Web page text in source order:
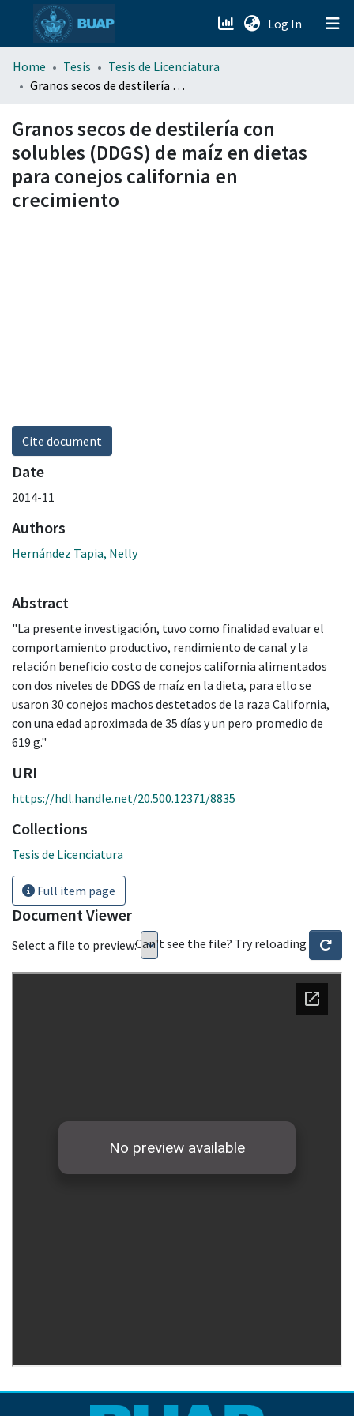
Log In (current)
menu.section.about_menu
Home Tesis
Tesis de Licenciatura
Granos secos de destilería con solubles (DDGS) de maíz en dietas para conejos california en crecimiento
Granos secos de destilería con
solubles (DDGS) de maíz en dietas
para conejos california en
crecimiento
Cite document
Date
2014-11
Authors
Hernández Tapia, Nelly
Abstract
"La presente investigación, tuvo como finalidad evaluar el
comportamiento productivo, rendimiento de canal y la
relación beneficio costo de conejos california alimentados
con dos niveles de DDGS de maíz en la dieta, para ello se
usaron 30 conejos machos destetados de la raza California,
con una edad aproximada de 35 días y un pero promedio de
619 g."
URI
https://hdl.handle.net/20.500.12371/8835
Collections
Tesis de Licenciatura
Full item page
Document Viewer
Select a file to preview:Can't see the file? Try reloading